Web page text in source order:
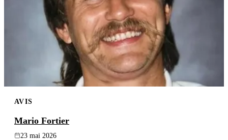
AVIS
Mario Fortier
23 mai 2026